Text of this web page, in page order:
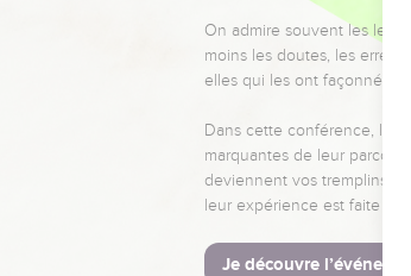
On admire souvent les
moins les doutes, les
elles qui les ont façonnés.
Dans cette conférence,
marquantes de leur
deviennent vos tremplins.
leur expérience est faite
Je découvre